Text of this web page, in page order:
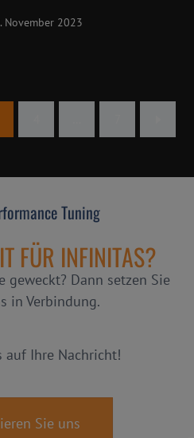
November 2023
Tuning
FÜR INFINITAS?
geweckt? Dann setzen Sie
in Verbindung.
auf Ihre Nachricht!
Sie uns